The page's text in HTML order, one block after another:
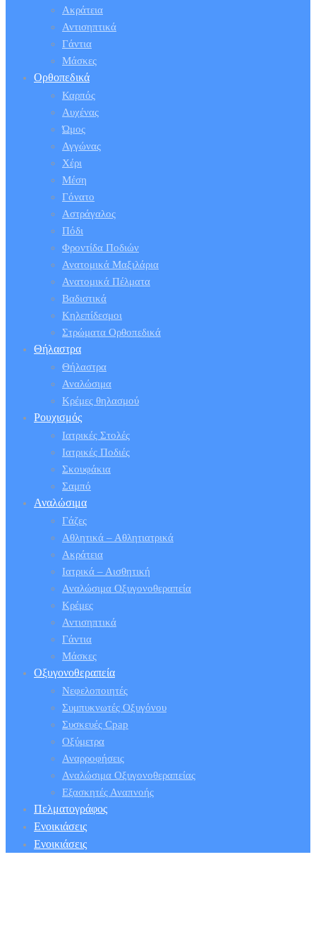
Ακράτεια
Αντισηπτικά
Γάντια
Μάσκες
Ορθοπεδικά
Καρπός
Αυχένας
Ώμος
Αγγώνας
Χέρι
Μέση
Γόνατο
Αστράγαλος
Πόδι
Φροντίδα Ποδιών
Ανατομικά Μαξιλάρια
Ανατομικά Πέλματα
Βαδιστικά
Κηλεπίδεσμοι
Στρώματα Ορθοπεδικά
Θήλαστρα
Θήλαστρα
Αναλώσιμα
Κρέμες θηλασμού
Ρουχισμός
Ιατρικές Στολές
Ιατρικές Ποδιές
Σκουφάκια
Σαμπό
Αναλώσιμα
Γάζες
Αθλητικά – Αθλητιατρικά
Ακράτεια
Ιατρικά – Αισθητική
Αναλώσιμα Οξυγονοθεραπεία
Κρέμες
Αντισηπτικά
Γάντια
Μάσκες
Οξυγονοθεραπεία
Νεφελοποιητές
Συμπυκνωτές Οξυγόνου
Συσκευές Cpap
Οξύμετρα
Αναρροφήσεις
Αναλώσιμα Οξυγονοθεραπείας
Εξασκητές Αναπνοής
Πελματογράφος
Ενοικιάσεις
Ενοικιάσεις